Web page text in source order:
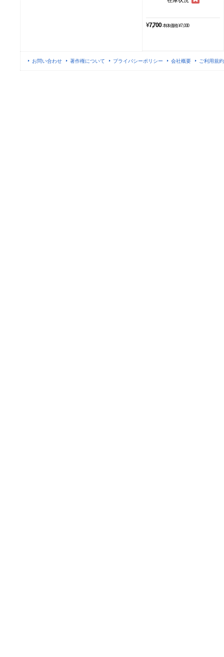
¥7,700 本体価格 ¥7,000
お問い合わせ 著作権について プライバシーポリシー 会社概要 ご利用規約